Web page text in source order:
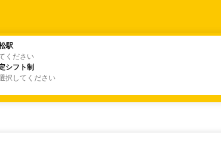
駅
ください
シフト制
択してください
駅
シフト制